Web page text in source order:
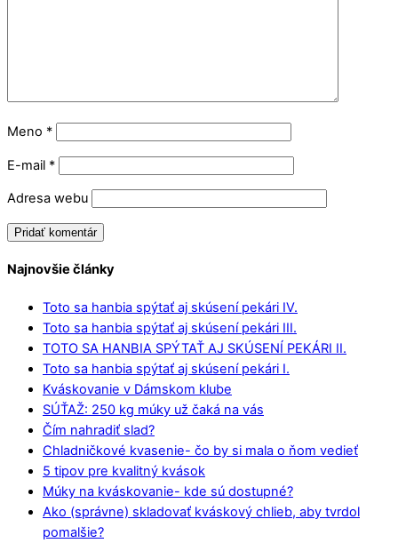
Meno *
E-mail *
Adresa webu
Najnovšie články
Toto sa hanbia spýtať aj skúsení pekári IV.
Toto sa hanbia spýtať aj skúsení pekári III.
TOTO SA HANBIA SPÝTAŤ AJ SKÚSENÍ PEKÁRI II.
Toto sa hanbia spýtať aj skúsení pekári I.
Kváskovanie v Dámskom klube
SÚŤAŽ: 250 kg múky už čaká na vás
Čím nahradiť slad?
Chladničkové kvasenie- čo by si mala o ňom vedieť
5 tipov pre kvalitný kvások
Múky na kváskovanie- kde sú dostupné?
Ako (správne) skladovať kváskový chlieb, aby tvrdol
pomalšie?